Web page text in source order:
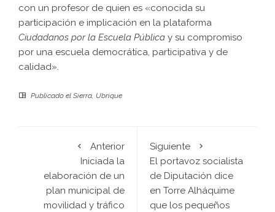
con un profesor de quien es «conocida su
participación e implicación en la plataforma
Ciudadanos por la Escuela Pública y su compromiso
por una escuela democrática, participativa y de
calidad».
Publicado el Sierra, Ubrique
Anterior
Iniciada la
elaboración de un
plan municipal de
movilidad y tráfico
Siguiente
El portavoz socialista
de Diputación dice
en Torre Alháquime
que los pequeños